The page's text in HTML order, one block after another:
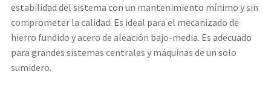
estabilidad del sistema con un mantenimiento mínimo y sin
comprometer la calidad. Es ideal para el mecanizado de
hierro fundido y acero de aleación bajo-media. Es adecuado
para grandes sistemas centrales y máquinas de un solo
sumidero.